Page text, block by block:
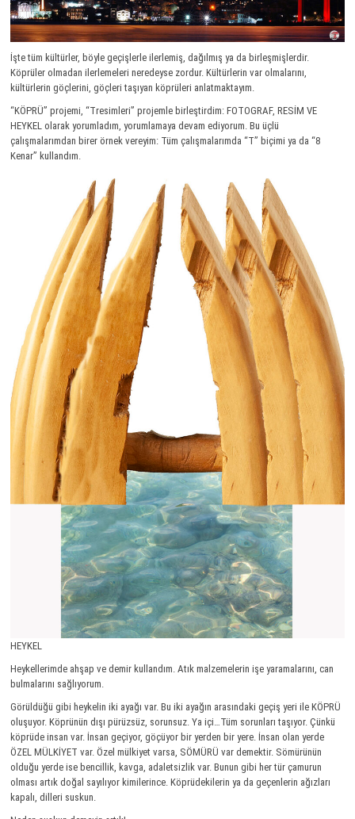
İşte tüm kültürler, böyle geçişlerle ilerlemiş, dağılmış ya da birleşmişlerdir.
Köprüler olmadan ilerlemeleri neredeyse zordur. Kültürlerin var olmalarını,
kültürlerin göçlerini, göçleri taşıyan köprüleri anlatmaktayım.
“KÖPRÜ” projemi, “Tresimleri” projemle birleştirdim: FOTOGRAF, RESİM VE
HEYKEL olarak yorumladım, yorumlamaya devam ediyorum. Bu üçlü
çalışmalarımdan birer örnek vereyim: Tüm çalışmalarımda “T” biçimi ya da “8
Kenar” kullandım.
HEYKEL
Heykellerimde ahşap ve demir kullandım. Atık malzemelerin işe yaramalarını, can
bulmalarını sağlıyorum.
Görüldüğü gibi heykelin iki ayağı var. Bu iki ayağın arasındaki geçiş yeri ile KÖPRÜ
oluşuyor. Köprünün dışı pürüzsüz, sorunsuz. Ya içi…Tüm sorunları taşıyor. Çünkü
köprüde insan var. İnsan geçiyor, göçüyor bir yerden bir yere. İnsan olan yerde
ÖZEL MÜLKİYET var. Özel mülkiyet varsa, SÖMÜRÜ var demektir. Sömürünün
olduğu yerde ise bencillik, kavga, adaletsizlik var. Bunun gibi her tür çamurun
olması artık doğal sayılıyor kimilerince. Köprüdekilerin ya da geçenlerin ağızları
kapalı, dilleri suskun.